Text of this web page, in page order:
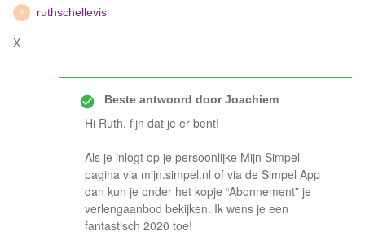
R ruthschellevis
X
Beste antwoord doorJoachiem
Hi Ruth, fijn dat je er bent!
Als je inlogt op je persoonlijke Mijn Simpel
pagina via mijn.simpel.nl of via de Simpel App
dan kun je onder het kopje “Abonnement” je
verlengaanbod bekijken. Ik wens je een
fantastisch 2020 toe!